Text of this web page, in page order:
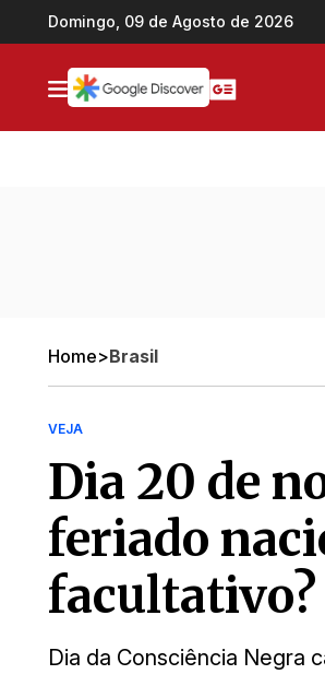
Ir direto pro conteúdo
Domingo, 09 de Agosto de 2026
Home>Brasil
VEJA
Dia 20 de
feriado
facultativo?
Dia da Consciência Negra